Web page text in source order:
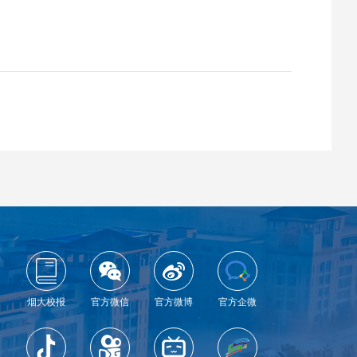
烟大校报 官方微信 官方微博 官方企微